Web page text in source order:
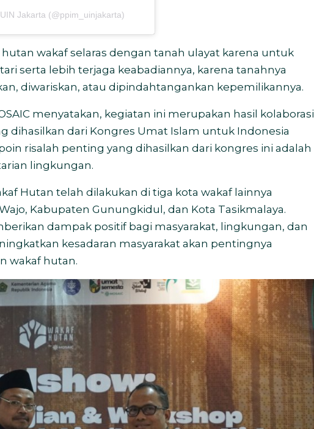
Jakarta (@ppim_uinjakarta)
wakaf selaras dengan tanah ulayat karena untuk
serta lebih terjaga keabadiannya, karena tanahnya
diwariskan, atau dipindahtangankan kepemilikannya.
menyatakan, kegiatan ini merupakan hasil kolaborasi
dihasilkan dari Kongres Umat Islam untuk Indonesia
risalah penting yang dihasilkan dari kongres ini adalah
lingkungan.
Hutan telah dilakukan di tiga kota wakaf lainnya
Kabupaten Gunungkidul, dan Kota Tasikmalaya.
dampak positif bagi masyarakat, lingkungan, dan
kesadaran masyarakat akan pentingnya
wakaf hutan.